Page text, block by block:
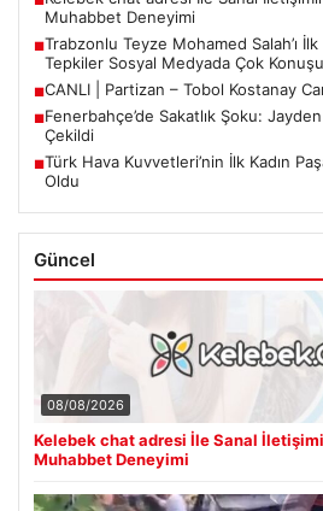
Muhabbet Deneyimi
■Trabzonlu Teyze Mohamed Salah’ı
Tepkiler Sosyal Medyada Çok
■CANLI | Partizan – Tobol Kostanay
■Fenerbahçe’de Sakatlık Şoku:
Çekildi
■Türk Hava Kuvvetleri’nin İlk Kadın
Oldu
Güncel
08/08/2026
Kelebek chat adresi İle Sanal
Muhabbet Deneyimi